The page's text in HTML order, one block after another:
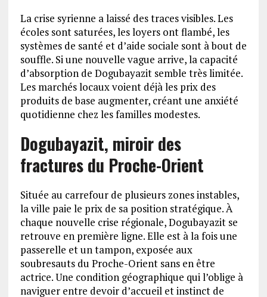
La crise syrienne a laissé des traces visibles. Les
écoles sont saturées, les loyers ont flambé, les
systèmes de santé et d’aide sociale sont à bout de
souffle. Si une nouvelle vague arrive, la capacité
d’absorption de Dogubayazit semble très limitée.
Les marchés locaux voient déjà les prix des
produits de base augmenter, créant une anxiété
quotidienne chez les familles modestes.
Dogubayazit, miroir des
fractures du Proche-Orient
Située au carrefour de plusieurs zones instables,
la ville paie le prix de sa position stratégique. À
chaque nouvelle crise régionale, Dogubayazit se
retrouve en première ligne. Elle est à la fois une
passerelle et un tampon, exposée aux
soubresauts du Proche-Orient sans en être
actrice. Une condition géographique qui l’oblige à
naviguer entre devoir d’accueil et instinct de